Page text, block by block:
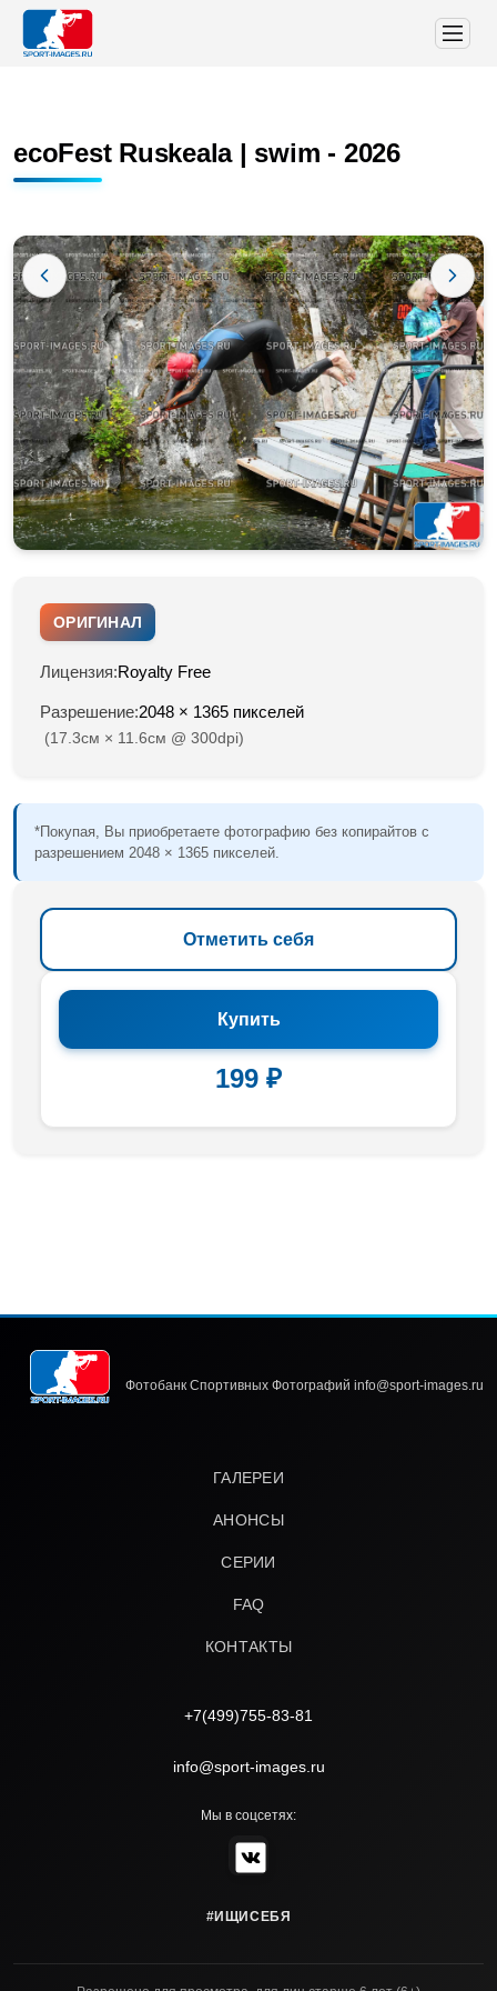
ecoFest Ruskeala | swim - 2026
ОРИГИНАЛ
Лицензия:Royalty Free
Разрешение:2048 × 1365 пикселей
(17.3см × 11.6см @ 300dpi)
*Покупая, Вы приобретаете фотографию без копирайтов с
разрешением 2048 × 1365 пикселей.
Отметить себя
Купить
199 ₽
Фотобанк Спортивных Фотографий info@sport-images.ru
ГАЛЕРЕИ
АНОНСЫ
СЕРИИ
FAQ
КОНТАКТЫ
+7(499)755-83-81
info@sport-images.ru
Мы в соцсетях:
#ИЩИСЕБЯ